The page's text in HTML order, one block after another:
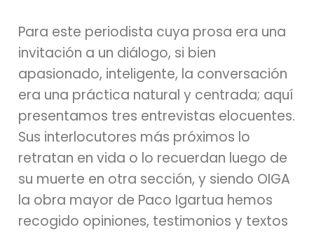
Para este periodista cuya prosa era una
invitación a un diálogo, si bien
apasionado, inteligente, la conversación
era una práctica natural y centrada; aquí
presentamos tres entrevistas elocuentes.
Sus interlocutores más próximos lo
retratan en vida o lo recuerdan luego de
su muerte en otra sección, y siendo OIGA
la obra mayor de Paco Igartua hemos
recogido opiniones, testimonios y textos